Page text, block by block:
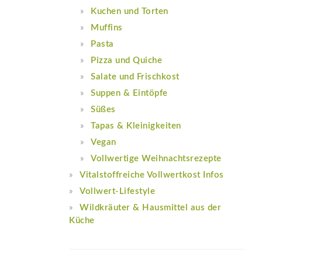
Kuchen und Torten
Muffins
Pasta
Pizza und Quiche
Salate und Frischkost
Suppen & Eintöpfe
Süßes
Tapas & Kleinigkeiten
Vegan
Vollwertige Weihnachtsrezepte
Vitalstoffreiche Vollwertkost Infos
Vollwert-Lifestyle
Wildkräuter & Hausmittel aus der
Küche